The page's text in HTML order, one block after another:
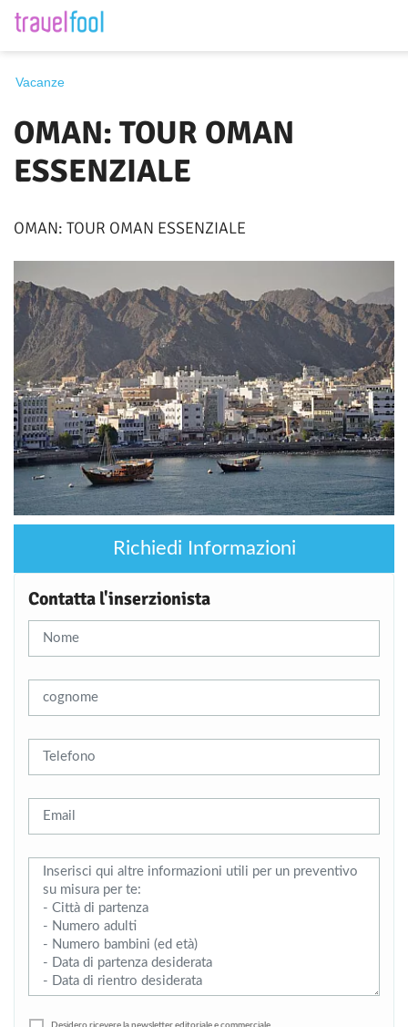
Periodo
Cerca
Vacanze
OMAN: TOUR OMAN
ESSENZIALE
OMAN: TOUR OMAN ESSENZIALE
Richiedi Informazioni
Contatta l'inserzionista
Desidero ricevere la newsletter editoriale e commerciale